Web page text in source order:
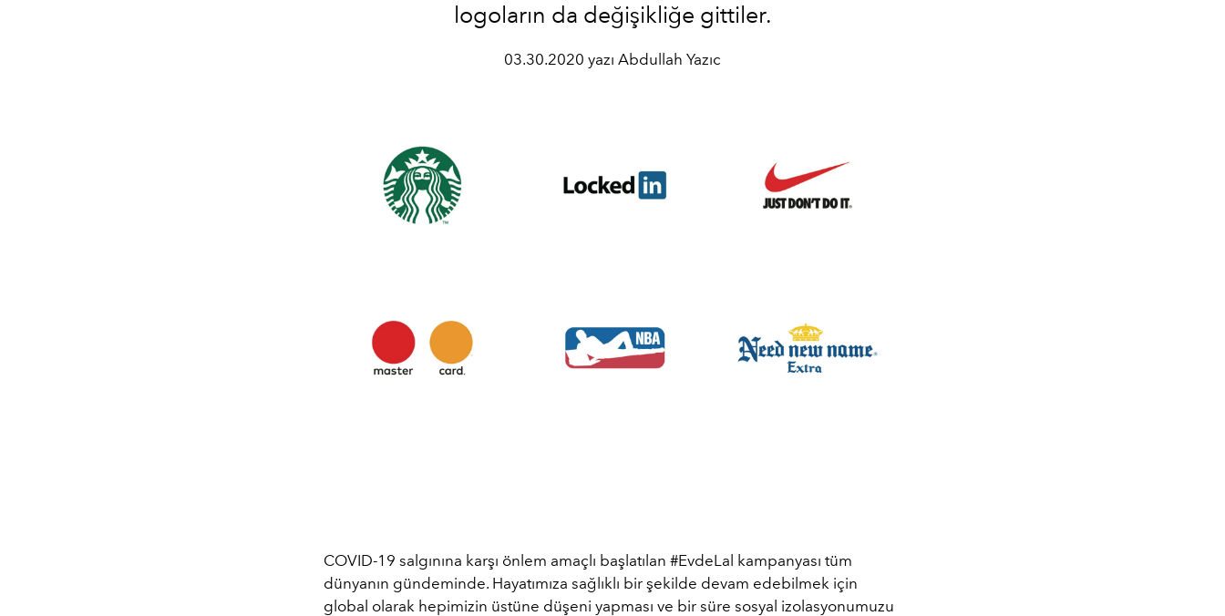
logoların da değişikliğe gittiler.
03.30.2020 yazı Abdullah Yazıc
COVID-19 salgınına karşı önlem amaçlı başlatılan #EvdeLal kampanyası tüm
dünyanın gündeminde. Hayatımıza sağlıklı bir şekilde devam edebilmek için
global olarak hepimizin üstüne düşeni yapması ve bir süre sosyal izolasyonumuzu